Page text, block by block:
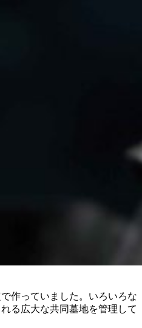
作っていました。いろいろな
る広大な共同墓地を管理して